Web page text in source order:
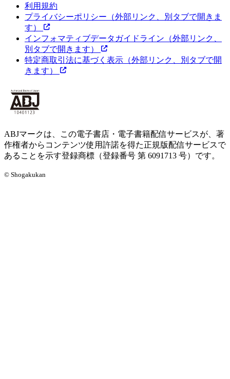
利用規約
プライバシーポリシー （外部リンク、別タブで開きま
す）
インフォマティブデータガイドライン （外部リンク、
別タブで開きます）
特定商取引法に基づく表示 （外部リンク、別タブで開
きます）
ABJマークは、この電子書店・電子書籍配信サービスが、著
作権者からコンテンツ使用許諾を得た正規版配信サービスで
あることを示す登録商標（登録番号 第 6091713 号）です。
© Shogakukan